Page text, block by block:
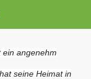
ein angenehm
seine Heimat in